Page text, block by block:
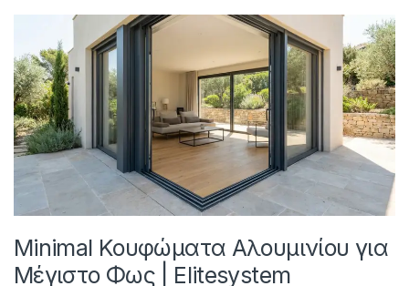
Minimal Κουφώματα Αλουμινίου για
Μέγιστο Φως | Elitesystem